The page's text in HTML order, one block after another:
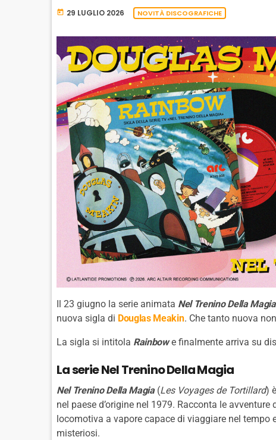
today 29 LUGLIO 2026 NOVITÀ DISCOGRAFICHE
Il 23 giugno la serie animata Nel Trenino Della Magia
nuova sigla di Douglas Meakin. Che tanto nuova
La sigla si intitola Rainbowe finalmente arriva su
La serie Nel Trenino Della Magia
Nel Trenino Della Magia(Les Voyages de Tortillard)
nel paese d’origine nel 1979. Racconta le
locomotiva a vapore capace di viaggiare nel
misteriosi.